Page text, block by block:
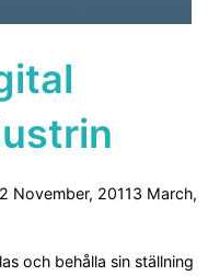
November, 20113 March,
och behålla sin ställning